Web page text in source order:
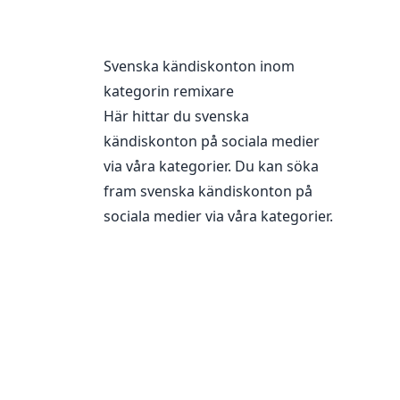
Svenska kändiskonton inom
kategorin remixare
Här hittar du svenska
kändiskonton på sociala medier
via våra kategorier. Du kan söka
fram svenska kändiskonton på
sociala medier via våra kategorier.